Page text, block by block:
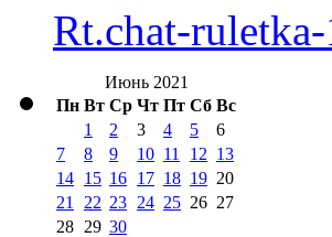
Rt.chat-
Июнь 2021
Пн Вт Ср Чт Пт Сб Вс
1 2 3 4 5
6
7
8 9 10 11 12 13
14 15 16 17 18 19 20
21
22 23 24 25 26 27
28 29 30